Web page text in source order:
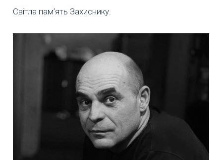
Світла пам’ять Захиснику.